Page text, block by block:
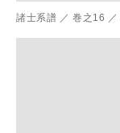
諸士系譜 ／ 巻之16 ／